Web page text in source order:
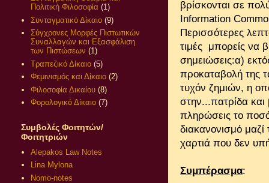
βρίσκονται σε
Information
Περισσότερες
τιμές μπορείς να
σημειώσεις:α)
προκαταβολή της
τυχόν ζημιών, η
στην...πατρίδα
πληρώσεις το
διακανονισμό
χαρτιά που δεν
Συμπέρασμα:
Πολιτική Φιλοσοφία (1)
Συνταγματικό Δίκαιο (9)
Σύγχρονες Μορφές Πιστωτικών
Συναλλαγών και Εξασφάλιση
των Πιστώσεων (1)
Τραπεζικό Δίκαιο (5)
Φεμινισμός και Δίκαιο (2)
Φιλοσοφία Δικαίου (8)
Φορολογικό Δίκαιο (7)
Συμβολές Φοιτητών/
Φοιτητριών
Alepakos Law Notes
Lina Mylona
Nomo-notes